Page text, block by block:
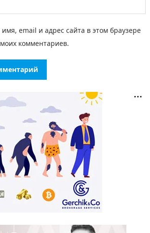
email и адрес сайта в этом браузере
комментариев.